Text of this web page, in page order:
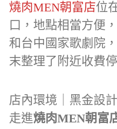
燒肉MEN朝富店位
口，地點相當方便
和台中國家歌劇院
末整理了附近收費
店內環境｜黑金設
走進燒肉MEN朝富